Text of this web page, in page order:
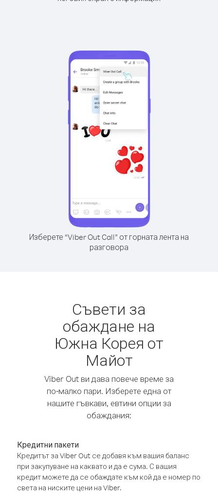
Изберете “Viber Out Call” от горната лента на
разговора
Съвети за
обаждане на
Южна Корея от
Майот
Viber Out ви дава повече време за
по-малко пари. Изберете една от
нашите гъвкави, евтини опции за
обаждания:
Кредитни пакети
Кредитът за Viber Out се добавя към вашия баланс
при закупуване на каквато и да е сума. С вашия
кредит можете да се обаждате към кой да е номер по
света на ниските цени на Viber.